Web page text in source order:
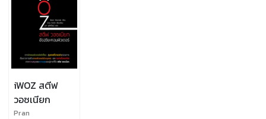
iWOZ สตีฟ
วอซเนียก
Pran